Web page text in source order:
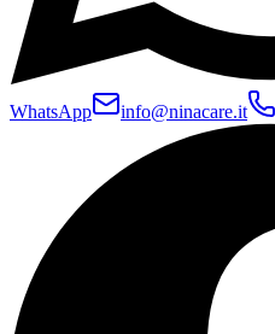
WhatsApp info@ninacare.it